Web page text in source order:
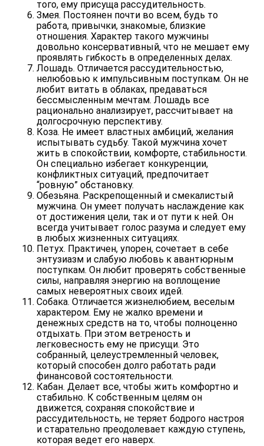
того, ему присуща рассудительность.
Змея. Постоянен почти во всем, будь то
работа, привычки, знакомые, близкие
отношения. Характер такого мужчины
довольно консервативный, что не мешает ему
проявлять гибкость в определенных делах.
Лошадь. Отличается рассудительностью,
нелюбовью к импульсивным поступкам. Он не
любит витать в облаках, предаваться
бессмысленным мечтам. Лошадь все
рационально анализирует, рассчитывает на
долгосрочную перспективу.
Коза. Не имеет властных амбиций, желания
испытывать судьбу. Такой мужчина хочет
жить в спокойствии, комфорте, стабильности.
Он специально избегает конкуренции,
конфликтных ситуаций, предпочитает
“ровную” обстановку.
Обезьяна. Раскрепощенный и смекалистый
мужчина. Он умеет получать наслаждение как
от достижения цели, так и от пути к ней. Он
всегда учитывает голос разума и следует ему
в любых жизненных ситуациях.
Петух. Практичен, упорен, сочетает в себе
энтузиазм и слабую любовь к авантюрным
поступкам. Он любит проверять собственные
силы, направляя энергию на воплощение
самых невероятных своих идей.
Собака. Отличается жизнелюбием, веселым
характером. Ему не жалко времени и
денежных средств на то, чтобы полноценно
отдыхать. При этом ветреность и
легковесность ему не присущи. Это
собранный, целеустремленный человек,
который способен долго работать ради
финансовой состоятельности.
Кабан. Делает все, чтобы жить комфортно и
стабильно. К собственным целям он
движется, сохраняя спокойствие и
рассудительность, не теряет бодрого настроя
и старательно преодолевает каждую ступень,
которая ведет его наверх.